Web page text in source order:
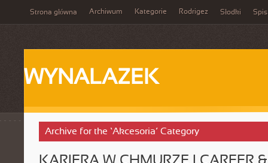
Strona główna Archiwum Kategorie Rodrigez Słodki Spis
WYNALAZEK
Archive for the ‘Akcesoria’ Category